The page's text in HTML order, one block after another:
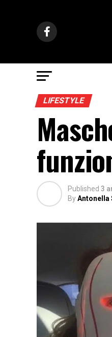
LIFESTYLE
Published 3
ByAntonella